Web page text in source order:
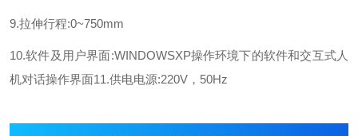
9.拉伸行程:0~750mm
10.软件及用户界面:WINDOWSXP操作环境下的软件和交互式人
机对话操作界面11.供电电源:220V，50Hz